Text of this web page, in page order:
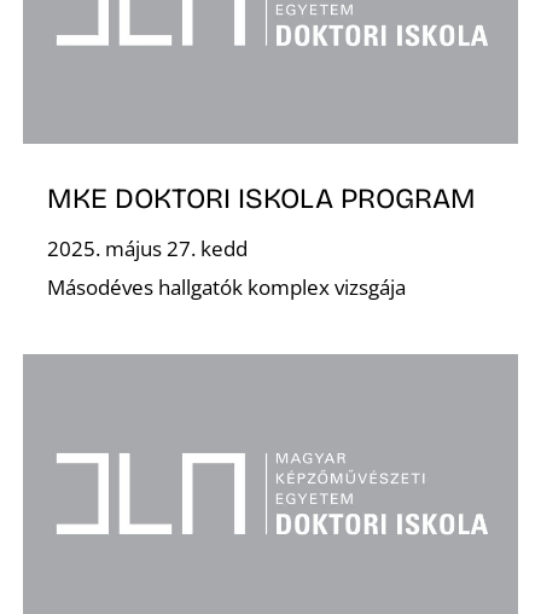
MKE DOKTORI ISKOLA PROGRAM
2025. május 27. kedd
Másodéves hallgatók komplex vizsgája